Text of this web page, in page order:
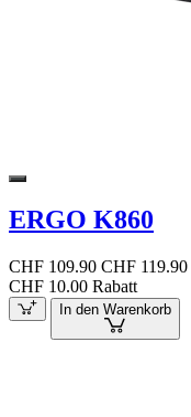
ERGO K860
CHF 109.90 CHF 119.90
CHF 10.00 Rabatt
In den Warenkorb